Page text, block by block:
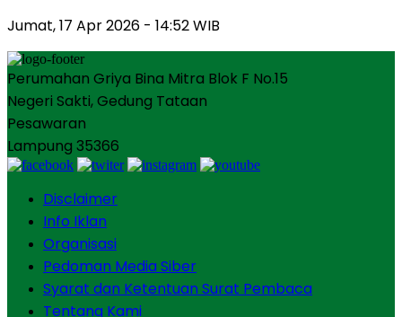
Jumat, 17 Apr 2026 - 14:52 WIB
Perumahan Griya Bina Mitra Blok F No.15
Negeri Sakti, Gedung Tataan
Pesawaran
Lampung 35366
Disclaimer
Info Iklan
Organisasi
Pedoman Media Siber
Syarat dan Ketentuan Surat Pembaca
Tentang Kami